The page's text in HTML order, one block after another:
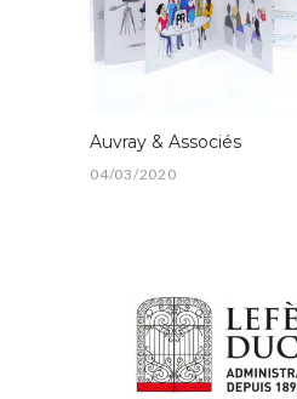
Auvray & Associés
04/03/2020